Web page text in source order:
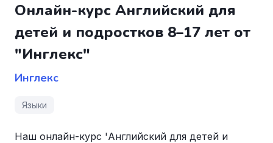
Онлайн-курс Английский для
детей и подростков 8–17 лет от
"Инглекс"
Инглекс
Языки
Наш онлайн-курс 'Английский для детей и